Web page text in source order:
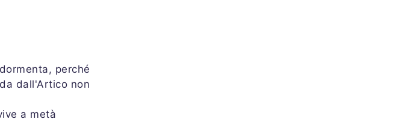
perché
dall'Artico non
a metà